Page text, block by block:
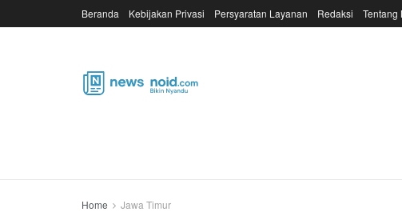
Beranda Kebijakan Privasi Persyaratan Layanan Redaksi Tentang
Home Jawa Timur